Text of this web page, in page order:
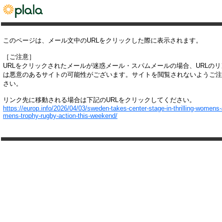
このページは、メール文中のURLをクリックした際に表示されます。
［ご注意］
URLをクリックされたメールが迷惑メール・スパムメールの場合、URLの
は悪意のあるサイトの可能性がございます。サイトを閲覧されないようご
さい。
リンク先に移動される場合は下記のURLをクリックしてください。
https://europ.info/2026/04/03/sweden-takes-center-stage-in-thrilling-
mens-trophy-rugby-action-this-weekend/